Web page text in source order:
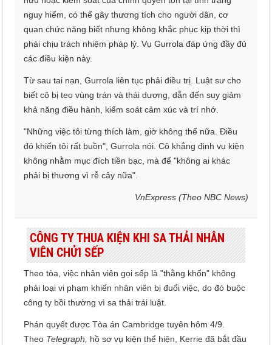
nguy hiểm, có thể gây thương tích cho người dân, cơ
quan chức năng biết nhưng không khắc phục kịp thời thì
phải chịu trách nhiệm pháp lý. Vụ Gurrola đáp ứng đầy đủ
các điều kiện này.
Từ sau tai nạn, Gurrola liên tục phải điều trị. Luật sư cho
biết cô bị teo vùng trán và thái dương, dẫn đến suy giảm
khả năng điều hành, kiểm soát cảm xúc và trí nhớ.
"Những việc tôi từng thích làm, giờ không thể nữa. Điều
đó khiến tôi rất buồn", Gurrola nói. Cô khẳng định vụ kiện
không nhằm mục đích tiền bạc, mà để "không ai khác
phải bị thương vì rễ cây nữa".
VnExpress (Theo NBC News)
CÔNG TY THUA KIỆN KHI SA THẢI NHÂN
VIÊN CHỬI SẾP
Theo tòa, việc nhân viên gọi sếp là "thằng khốn" không
phải loại vi phạm khiến nhân viên bị đuổi việc, do đó buộc
công ty bồi thường vì sa thải trái luật.
Phán quyết được Tòa án Cambridge tuyên hôm 4/9.
Theo Telegraph, hồ sơ vụ kiện thể hiện, Kerrie đã bắt đầu